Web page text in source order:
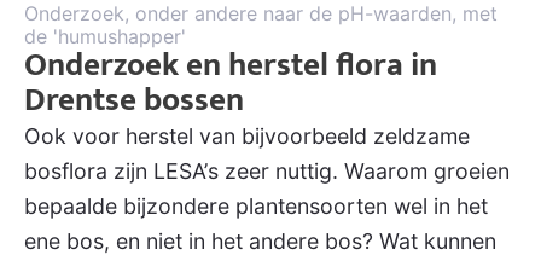
Onderzoek, onder andere naar de pH-waarden, met
de 'humushapper'
Onderzoek en herstel flora in
Drentse bossen
Ook voor herstel van bijvoorbeeld zeldzame
bosflora zijn LESA’s zeer nuttig. Waarom groeien
bepaalde bijzondere plantensoorten wel in het
ene bos, en niet in het andere bos? Wat kunnen